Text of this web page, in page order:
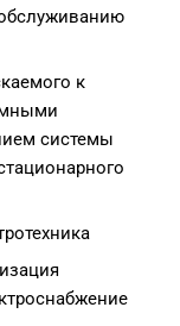
к
системы